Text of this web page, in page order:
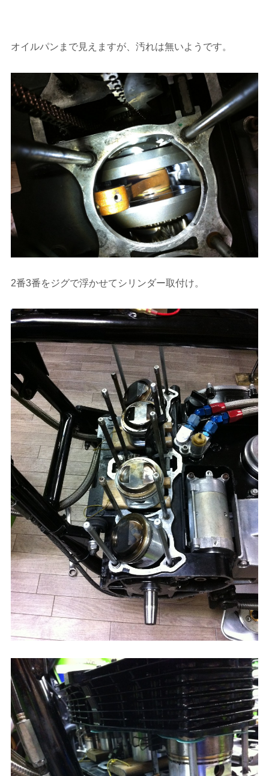
オイルパンまで見えますが、汚れは無いようです。
2番3番をジグで浮かせてシリンダー取付け。